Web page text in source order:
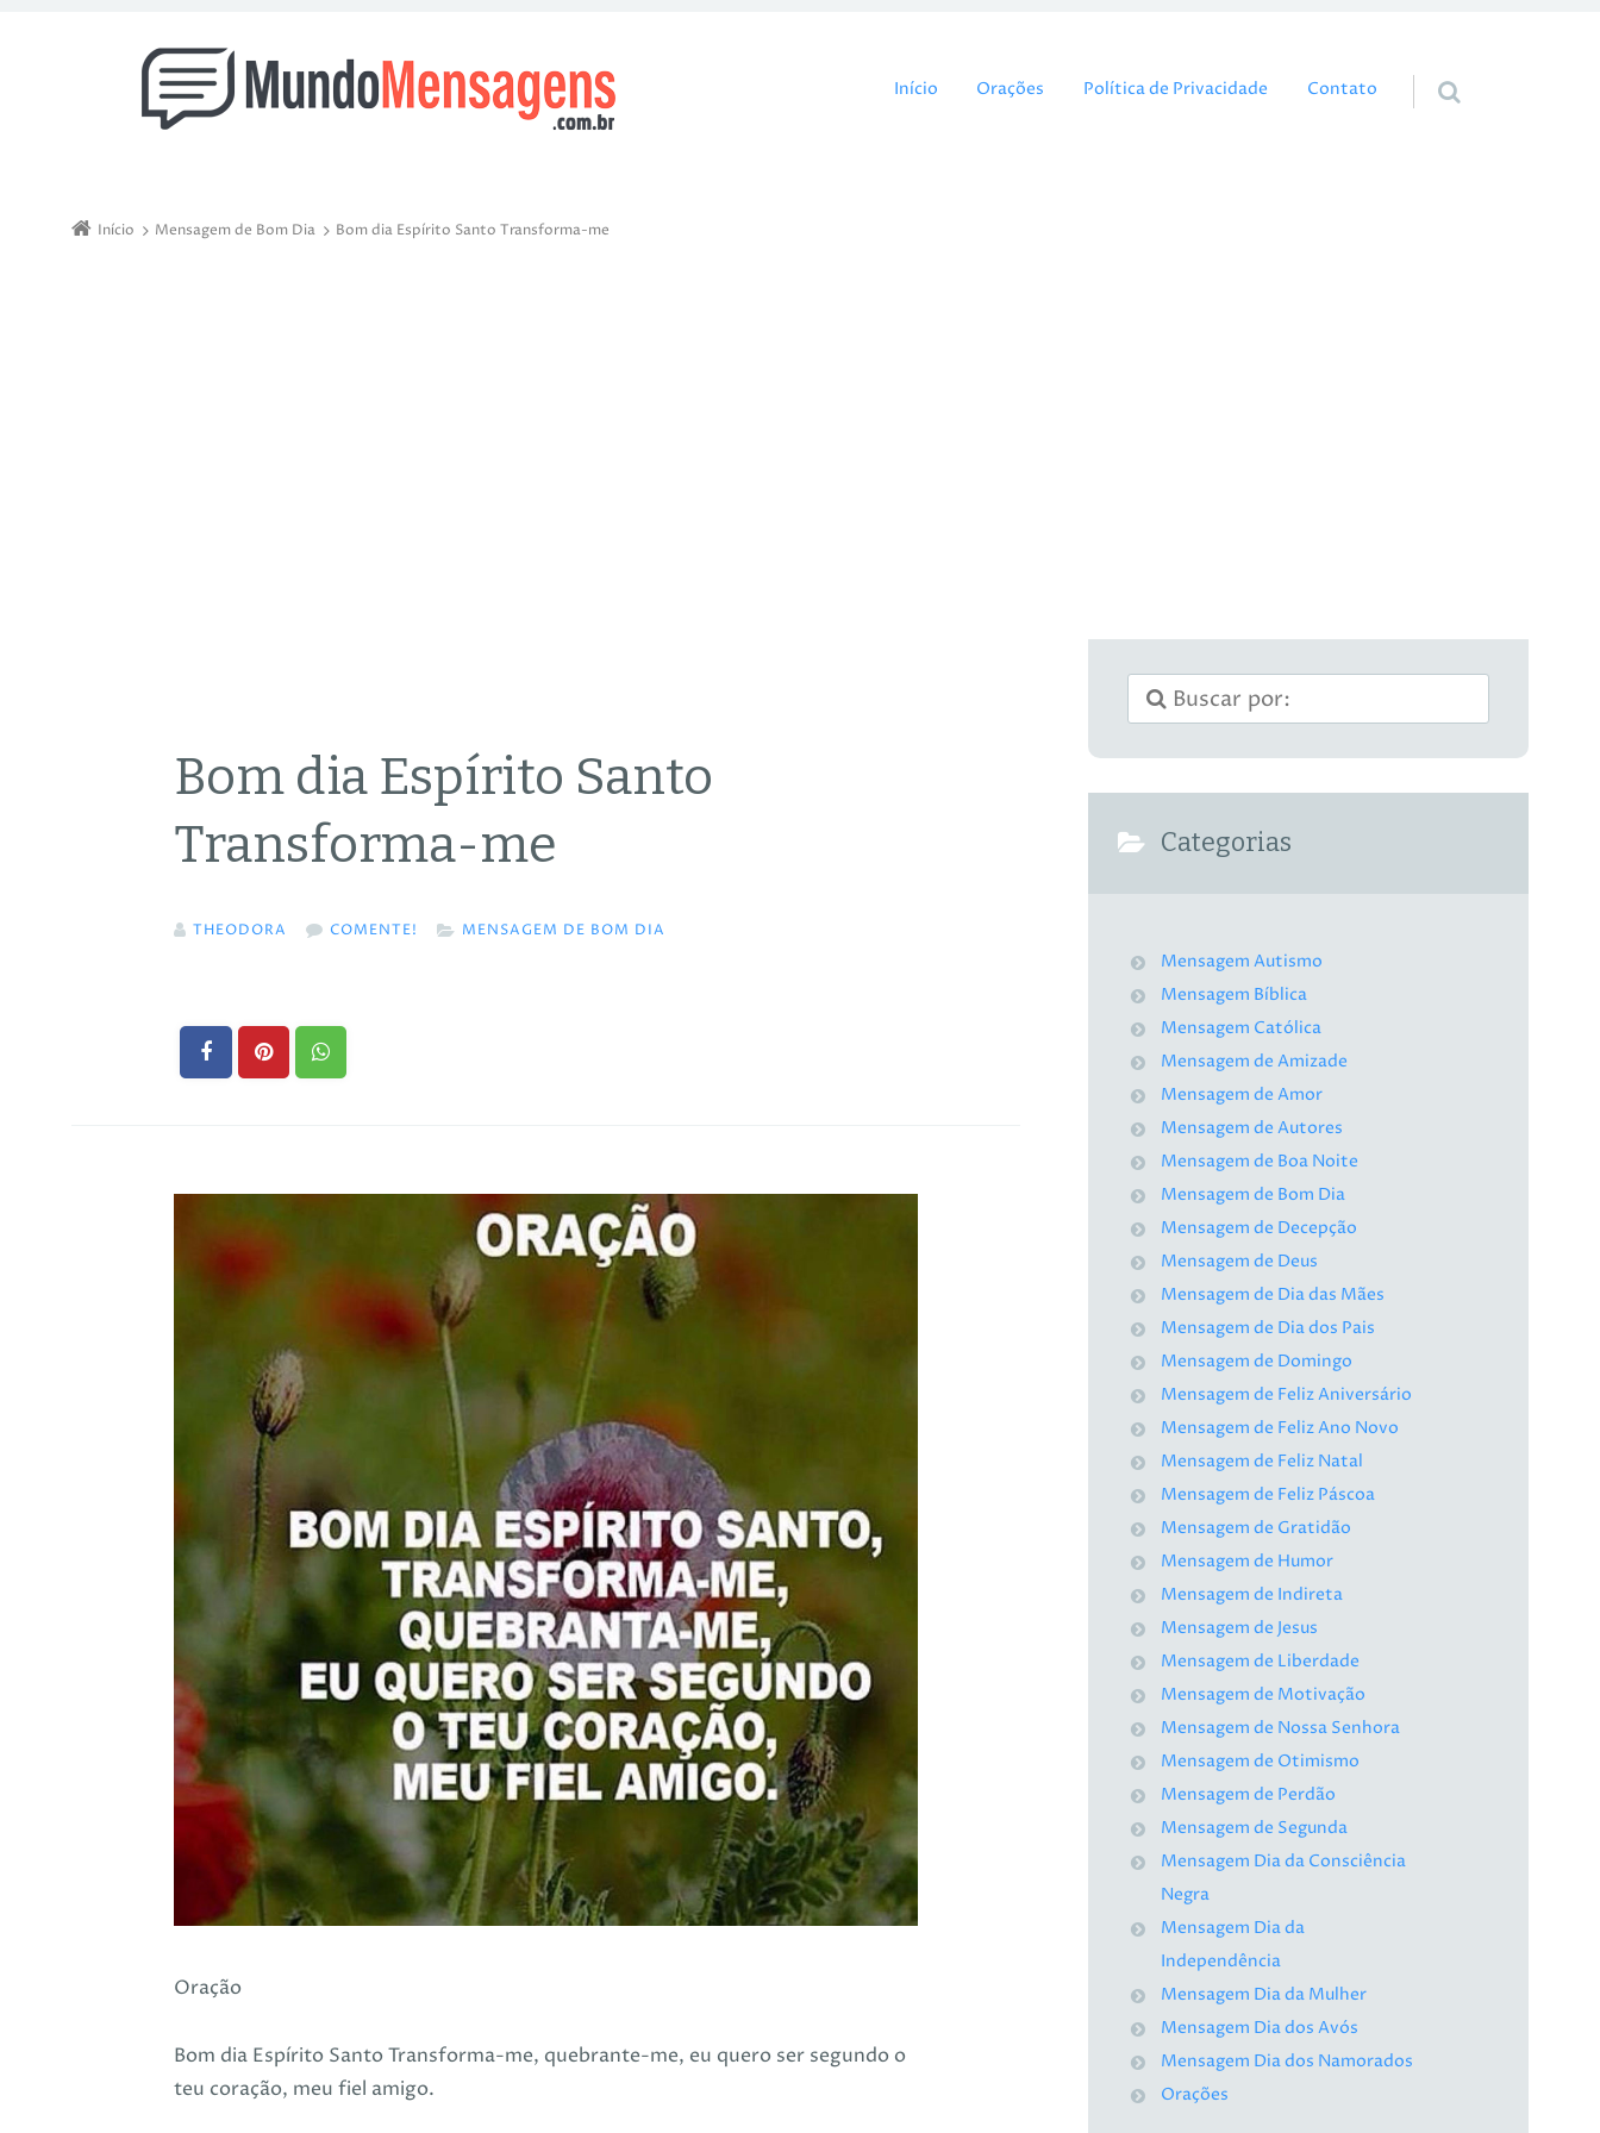
Pular para o conteúdo
Início Orações Política de Privacidade Contato
Início Mensagem de Bom Dia Bom dia Espírito Santo Transforma-me
Bom dia Espírito Santo
Transforma-me
THEODORA COMENTE! MENSAGEM DE BOM DIA
Oração
Bom dia Espírito Santo Transforma-me, quebrante-me, eu quero ser segundo o
teu coração, meu fiel amigo.
Categorias
Mensagem Autismo
Mensagem Bíblica
Mensagem Católica
Mensagem de Amizade
Mensagem de Amor
Mensagem de Autores
Mensagem de Boa Noite
Mensagem de Bom Dia
Mensagem de Decepção
Mensagem de Deus
Mensagem de Dia das Mães
Mensagem de Dia dos Pais
Mensagem de Domingo
Mensagem de Feliz Aniversário
Mensagem de Feliz Ano Novo
Mensagem de Feliz Natal
Mensagem de Feliz Páscoa
Mensagem de Gratidão
Mensagem de Humor
Mensagem de Indireta
Mensagem de Jesus
Mensagem de Liberdade
Mensagem de Motivação
Mensagem de Nossa Senhora
Mensagem de Otimismo
Mensagem de Perdão
Mensagem de Segunda
Mensagem Dia da Consciência
Negra
Mensagem Dia da
Independência
Mensagem Dia da Mulher
Mensagem Dia dos Avós
Mensagem Dia dos Namorados
Orações